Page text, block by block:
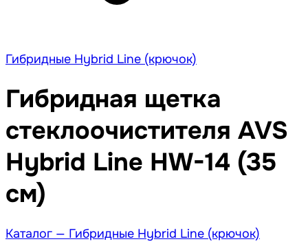
Гибридные Hybrid Line (крючок)
Гибридная щетка
стеклоочистителя AVS
Hybrid Line HW-14 (35
см)
Каталог — Гибридные Hybrid Line (крючок)